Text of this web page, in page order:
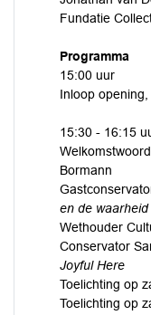
Fundatie
Programma
15:00 uur
Inloop
15:30 - 16:15
Bormann
en de waarheid
Wethouder
Conservator
Joyful Here
Toelichting op
Toelichting op